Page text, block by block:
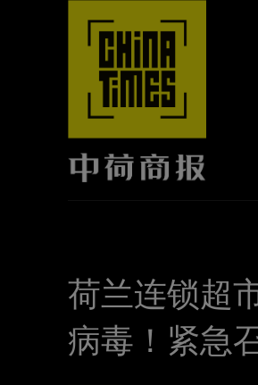
荷兰连锁超
病毒！紧急